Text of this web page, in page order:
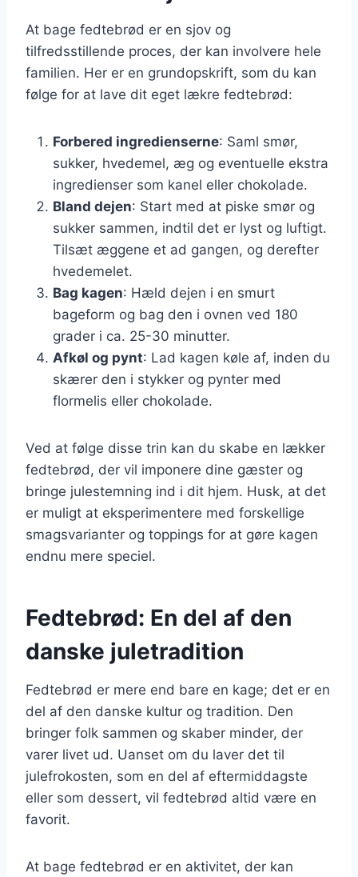
At bage fedtebrød er en sjov og
tilfredsstillende proces, der kan involvere hele
familien. Her er en grundopskrift, som du kan
følge for at lave dit eget lækre fedtebrød:
Forbered ingredienserne: Saml smør,
sukker, hvedemel, æg og eventuelle ekstra
ingredienser som kanel eller chokolade.
Bland dejen: Start med at piske smør og
sukker sammen, indtil det er lyst og luftigt.
Tilsæt æggene et ad gangen, og derefter
hvedemelet.
Bag kagen: Hæld dejen i en smurt
bageform og bag den i ovnen ved 180
grader i ca. 25-30 minutter.
Afkøl og pynt: Lad kagen køle af, inden du
skærer den i stykker og pynter med
flormelis eller chokolade.
Ved at følge disse trin kan du skabe en lækker
fedtebrød, der vil imponere dine gæster og
bringe julestemning ind i dit hjem. Husk, at det
er muligt at eksperimentere med forskellige
smagsvarianter og toppings for at gøre kagen
endnu mere speciel.
Fedtebrød: En del af den
danske juletradition
Fedtebrød er mere end bare en kage; det er en
del af den danske kultur og tradition. Den
bringer folk sammen og skaber minder, der
varer livet ud. Uanset om du laver det til
julefrokosten, som en del af eftermiddagste
eller som dessert, vil fedtebrød altid være en
favorit.
At bage fedtebrød er en aktivitet, der kan